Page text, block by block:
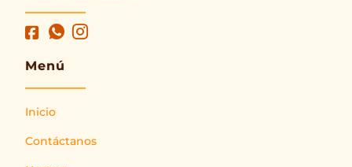
Menú
Inicio
Contáctanos